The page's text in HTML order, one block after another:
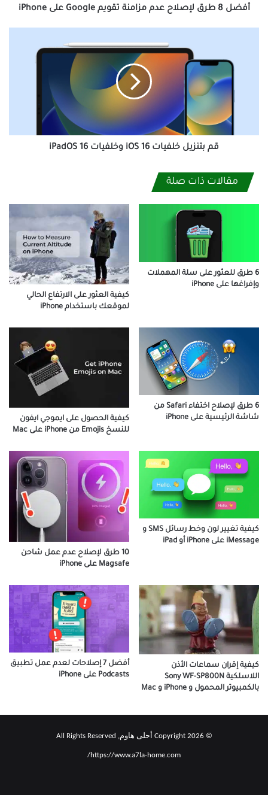
iPhone
أفضل 8 طرق لإصلاح عدم مزامنة تقويم Google على iPhone
قم بتنزيل خلفيات iOS 16 وخلفيات iPadOS 16
مقالات ذات صلة
كيفية العثور على الارتفاع الحالي
لموقعك باستخدام iPhone
6 طرق للعثور على سلة المهملات
وإفراغها على iPhone
كيفية الحصول على ايموجي ايفون
للنسخ Emojis من iPhone على Mac
6 طرق لإصلاح اختفاء Safari من
شاشة الرئيسية على iPhone
10 طرق لإصلاح عدم عمل شاحن
Magsafe على iPhone
كيفية تغيير لون وخط رسائل SMS و
iMessage على iPhone أو iPad
أفضل 7 إصلاحات لعدم عمل تطبيق
Podcasts على iPhone
كيفية إقران سماعات الأذن
اللاسلكية Sony WF-SP800N
بالكمبيوتر المحمول و iPhone و Mac
© Copyright 2026 أحلى هاوم, All Rights Reserved
https://www.a7la-home.com/